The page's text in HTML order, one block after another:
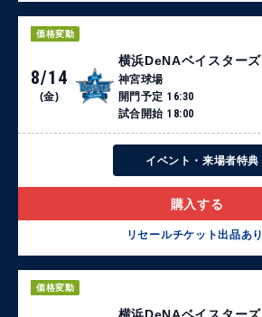
価格変動
8/14
(金)
横浜DeNAベイスターズ
神宮球場
開門予定 16:30
試合開始 18:00
イベント・来場者特典
購入する
リセールチケット出品あり
価格変動